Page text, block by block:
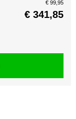
€ 99,95
€ 341,85